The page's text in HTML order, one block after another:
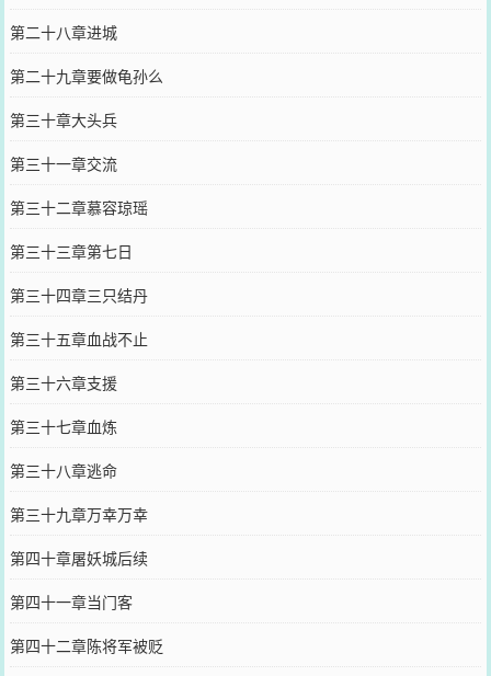
第二十八章进城
第二十九章要做龟孙么
第三十章大头兵
第三十一章交流
第三十二章慕容琼瑶
第三十三章第七日
第三十四章三只结丹
第三十五章血战不止
第三十六章支援
第三十七章血炼
第三十八章逃命
第三十九章万幸万幸
第四十章屠妖城后续
第四十一章当门客
第四十二章陈将军被贬